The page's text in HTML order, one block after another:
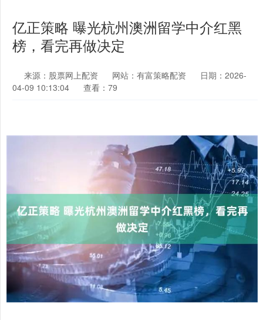
亿正策略 曝光杭州澳洲留学中介红黑
榜，看完再做决定
来源：股票网上配资 网站：有富策略配资
日期：2026-
04-09 10:13:04
查看：79